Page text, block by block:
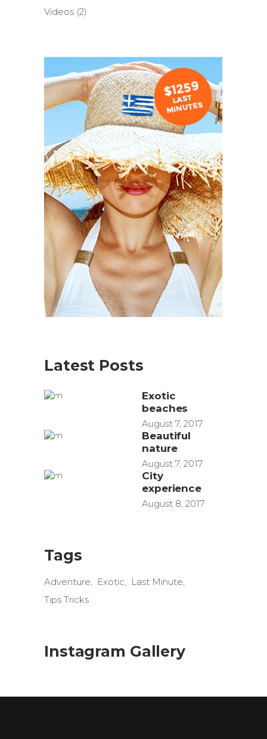
Videos (2)
Latest Posts
Exotic
beaches
August 7, 2017
Beautiful
nature
August 7, 2017
City
experience
August 8, 2017
Tags
Adventure Exotic
Last Minute
Tips Tricks
Instagram Gallery